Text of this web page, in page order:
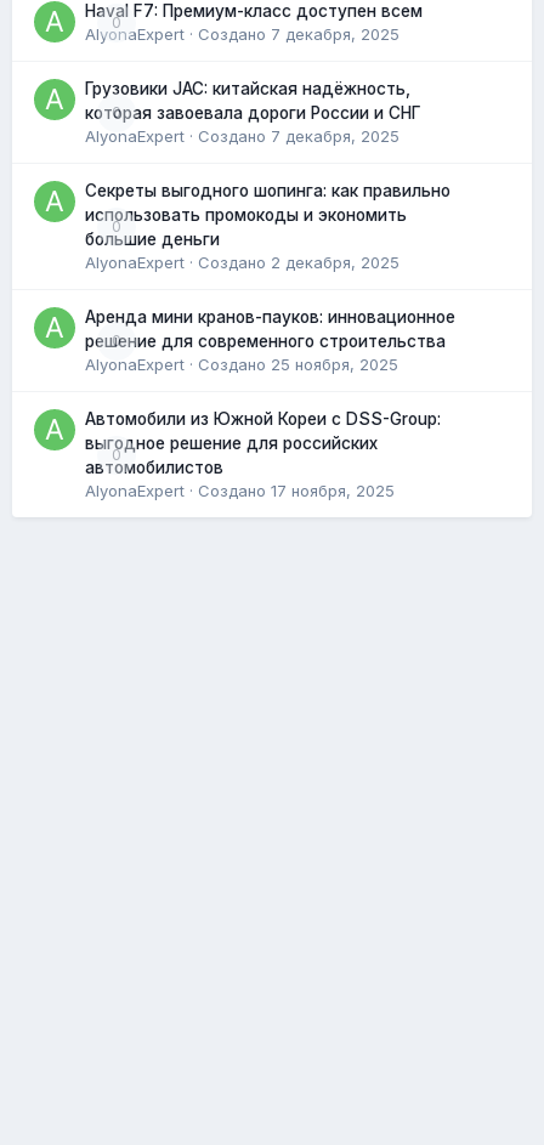
0
Haval F7: Премиум-класс доступен всем
AlyonaExpert · Создано 7 декабря, 2025
0
Грузовики JAC: китайская надёжность,
которая завоевала дороги России и СНГ
AlyonaExpert · Создано 7 декабря, 2025
0
Секреты выгодного шопинга: как правильно
использовать промокоды и экономить
большие деньги
AlyonaExpert · Создано 2 декабря, 2025
0
Аренда мини кранов-пауков: инновационное
решение для современного строительства
AlyonaExpert · Создано 25 ноября, 2025
0
Автомобили из Южной Кореи с DSS-Group:
выгодное решение для российских
автомобилистов
AlyonaExpert · Создано 17 ноября, 2025